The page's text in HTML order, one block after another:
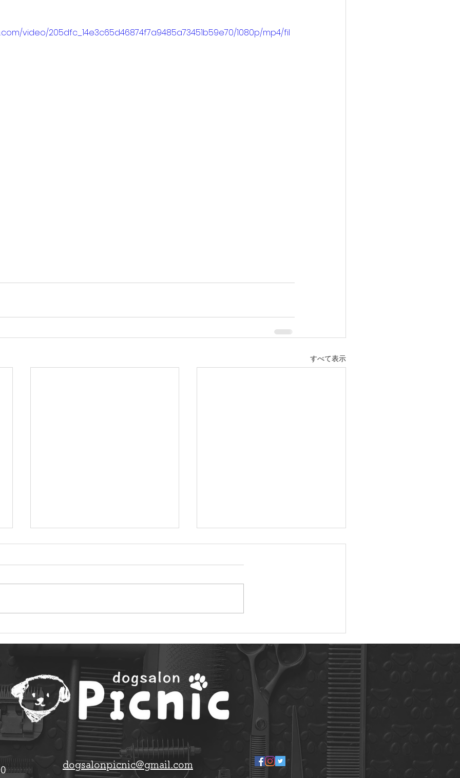
video/205dfc_14e3c65d46874f7a9485a73451b59e70/1080p/mp4/fil
すべて表示
dogsalonpicnic@gmail.com